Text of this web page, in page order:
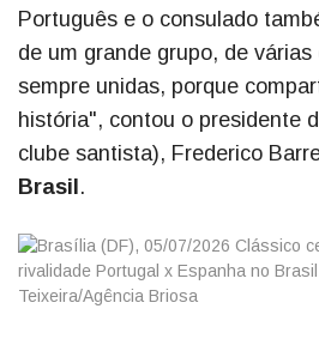
Português e o consulado
de um grande grupo, de
sempre unidas, porque
história", contou o presidente
clube santista), Frederico
Brasil .